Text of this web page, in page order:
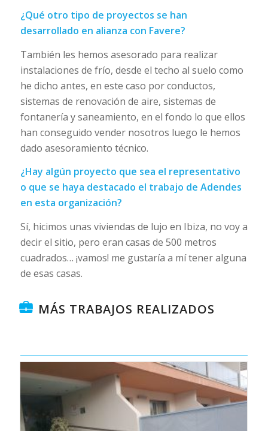
¿Qué otro tipo de proyectos se han
desarrollado en alianza con Favere?
También les hemos asesorado para realizar
instalaciones de frío, desde el techo al suelo como
he dicho antes, en este caso por conductos,
sistemas de renovación de aire, sistemas de
fontanería y saneamiento, en el fondo lo que ellos
han conseguido vender nosotros luego le hemos
dado asesoramiento técnico.
¿Hay algún proyecto que sea el representativo
o que se haya destacado el trabajo de Adendes
en esta organización?
Sí, hicimos unas viviendas de lujo en Ibiza, no voy a
decir el sitio, pero eran casas de 500 metros
cuadrados… ¡vamos! me gustaría a mí tener alguna
de esas casas.
MÁS TRABAJOS REALIZADOS